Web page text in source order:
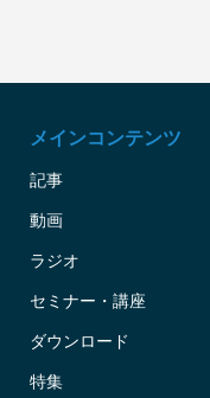
メインコンテンツ
記事
動画
ラジオ
セミナー・講座
ダウンロード
特集